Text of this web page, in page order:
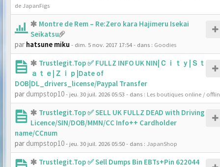
de JapanFigs
Montre de Rem – Re:Zero kara Hajimeru Isekai
Seikatsu
par hatsune miku - dim. 5 nov. 2017 17:54- dans : Goodies
Trustlegit.Top ✅ FULLZ INFO UK NIN|Ｃｉｔｙ|Ｓｔ
ａｔｅ|Ｚｉｐ|Date of
DOB|DL_drivers_license/Paypal Transfer
par dumpstop10- jeu. 30 juil. 2026 05:53 - dans : Les boutiques online /
Trustlegit.Top ✅ SELL UK FULLZ DEAD with Driving
Licence/SIN/DOB/MMN/CC Info++ Cardholder
name/CCnum
par dumpstop10- jeu. 30 juil. 2026 05:50- dans : JapanShop
Trustlegit.Top ✅ Sell Dumps Bin EBTs+Pin 622044